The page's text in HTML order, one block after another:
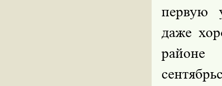
первую
даже
районе